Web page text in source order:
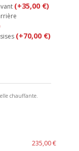
chauffante.
(+35,00 €)
(+70,00 €)
235,00 €